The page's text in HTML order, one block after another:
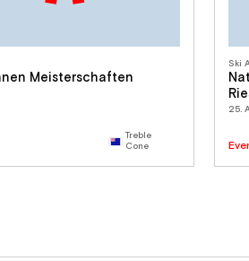
Meisterschaften
Treble
Cone
Ski
25.